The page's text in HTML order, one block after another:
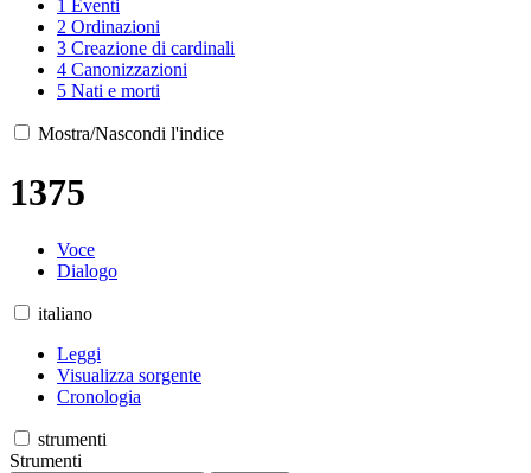
1 Eventi
2 Ordinazioni
3 Creazione di cardinali
4 Canonizzazioni
5 Nati e morti
Mostra/Nascondi l'indice
1375
Voce
Dialogo
italiano
Leggi
Visualizza sorgente
Cronologia
strumenti
Strumenti